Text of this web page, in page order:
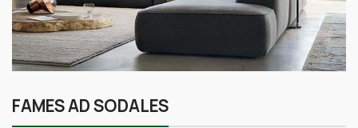
FAMES AD SODALES